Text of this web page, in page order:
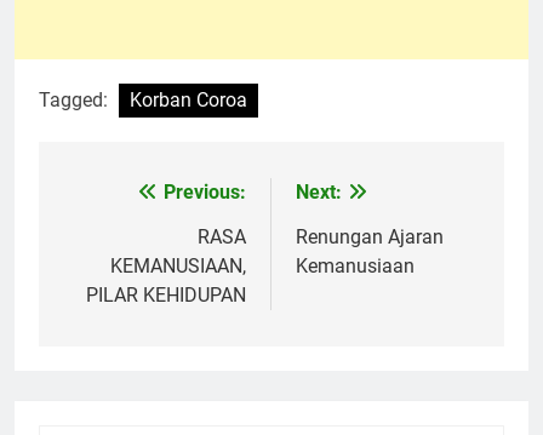
Tagged: Korban Coroa
NavigasiPrevious:
RASA
KEMANUSIAAN,
PILAR KEHIDUPAN
Next:
Renungan Ajaran
Kemanusiaan